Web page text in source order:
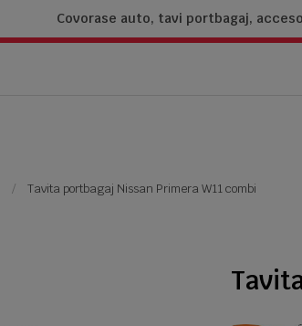
Covorase auto, tavi portbagaj,
Tavita portbagaj Nissan Primera W11 combi